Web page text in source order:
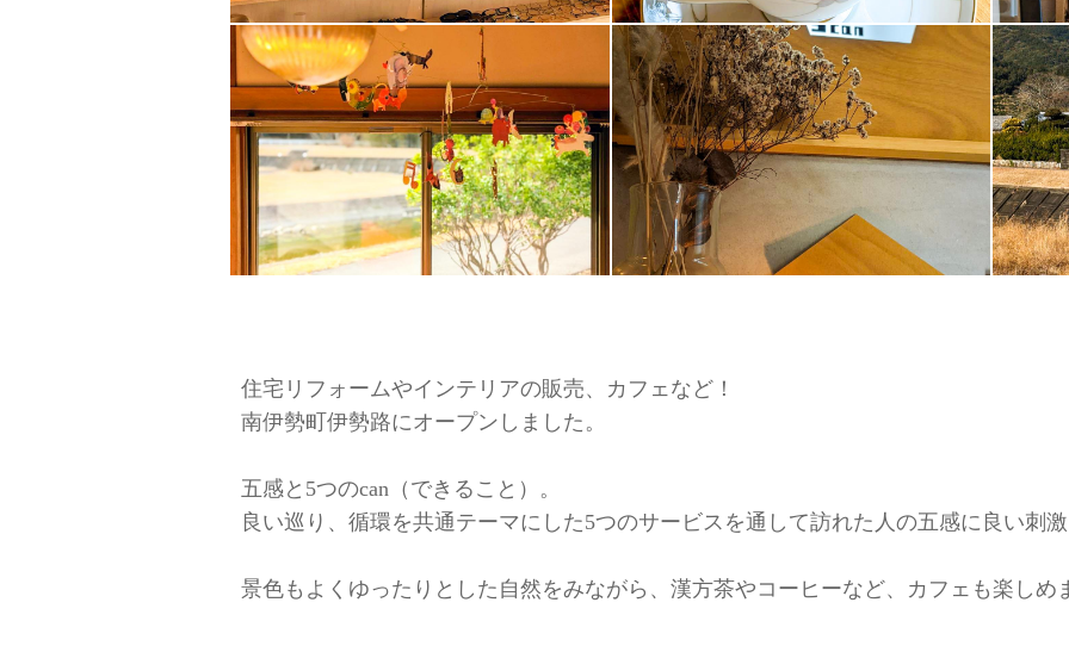
住宅リフォームやインテリアの販売、カフェなど！
南伊勢町伊勢路にオープンしました。
五感と5つのcan（できること）。
良い巡り、循環を共通テーマにした5つのサービスを通して訪れた人の五感に良い刺激
景色もよくゆったりとした自然をみながら、漢方茶やコーヒーなど、カフェも楽しめ